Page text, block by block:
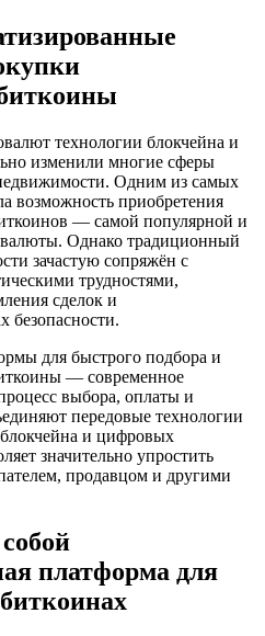
технологии блокчейна и
изменили многие сферы
Одним из самых
возможность приобретения
— самой популярной и
Однако традиционный
зачастую сопряжён с
трудностями,
сделок и
безопасности.
для быстрого подбора и
— современное
выбора, оплаты и
передовые технологии
блокчейна и цифровых
значительно упростить
продавцом и другими
платформа для